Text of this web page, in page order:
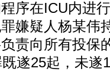
序在ICU内进
嫌疑人杨某伟
责向所有投保
遂25起，未遂